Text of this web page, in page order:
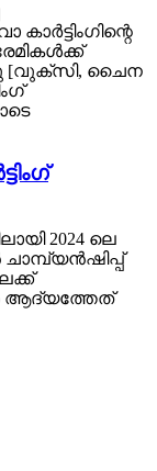
[വുക്സി, ചൈന
2024 ലെ
ആദ്യത്തേത്